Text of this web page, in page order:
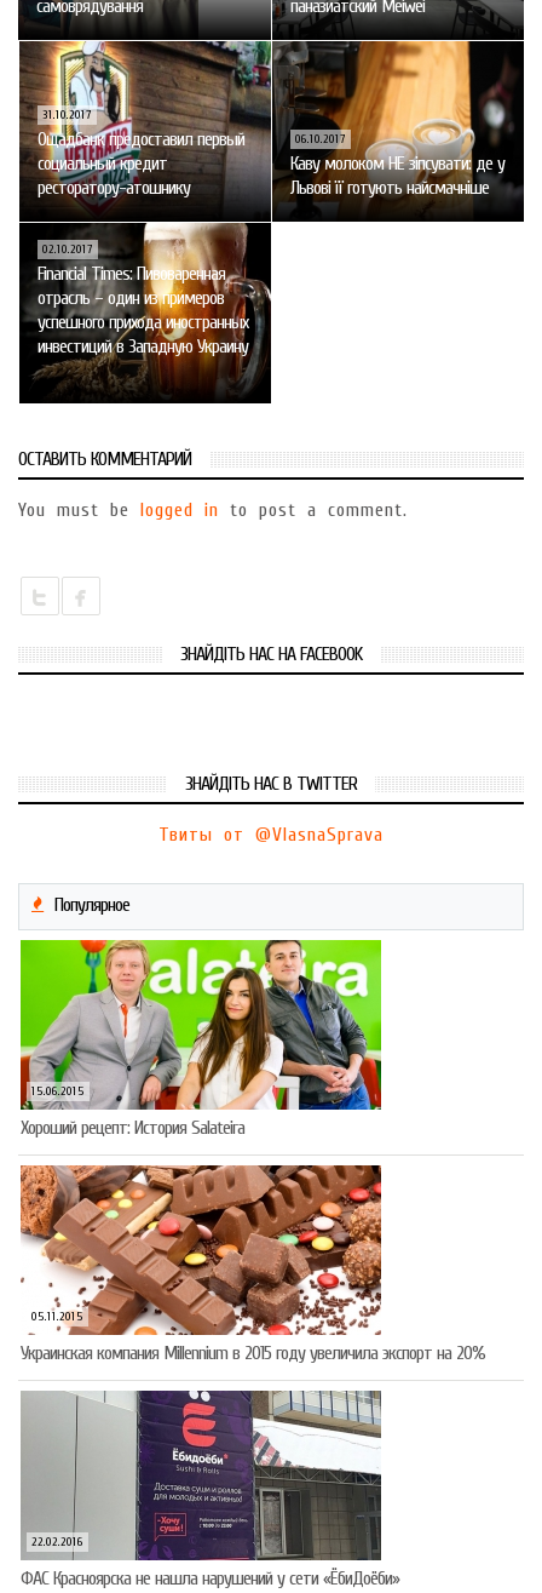
самоврядування
паназиатский Meiwei
31.10.2017
Ощадбанк предоставил первый
социальный кредит
ресторатору-атошнику
06.10.2017
Каву молоком НЕ зіпсувати: де у
Львові її готують найсмачніше
02.10.2017
Financial Times: Пивоваренная
отрасль – один из примеров
успешного прихода иностранных
инвестиций в Западную Украину
ОСТАВИТЬ КОММЕНТАРИЙ
You must be logged in to post a comment.
ЗНАЙДІТЬ НАС НА FACEBOOK
ЗНАЙДІТЬ НАС В TWITTER
Твиты от @VlasnaSprava
Популярное
15.06.2015
Хороший рецепт: История Salateira
05.11.2015
Украинская компания Millennium в 2015 году увеличила экспорт на 20%
22.02.2016
ФАС Красноярска не нашла нарушений у сети «ЁбиДоёби»